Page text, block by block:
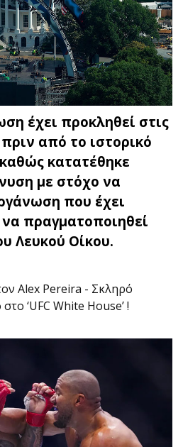
έχει προκληθεί στις
από το ιστορικό
κατατέθηκε
με στόχο να
που έχει
πραγματοποιηθεί
Λευκού Οίκου.
Alex Pereira - Σκληρό
‘UFC White House’ !